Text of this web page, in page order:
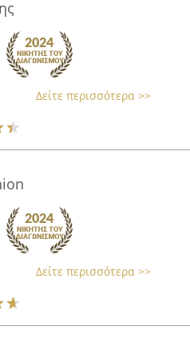
Δείτε περισσότερα >>
Δείτε περισσότερα >>